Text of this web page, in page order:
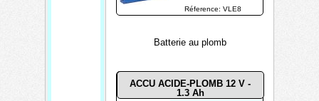
équilibrage individuel
des éléments
Réference: VLE8
Batterie au plomb
ACCU ACIDE-PLOMB 12 V -
1.3 Ah